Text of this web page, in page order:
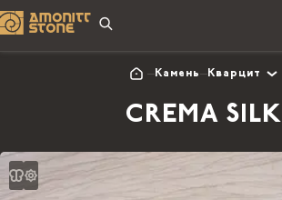
Камень Кварцит
CREMA SILK